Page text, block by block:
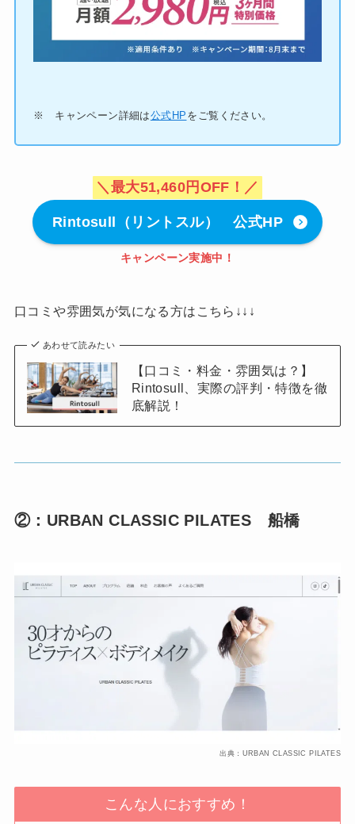
※ キャンペーン詳細は公式HP をご覧ください。
＼最大51,460円OFF！／
Rintosull（リントスル） 公式HP
キャンペーン実施中！
口コミや雰囲気が気になる方はこちら↓↓↓
あわせて読みたい
【口コミ・料金・雰囲気は？】
Rintosull、実際の評判・特徴を徹
底解説！
②：URBAN CLASSIC PILATES 船橋
出典：URBAN CLASSIC PILATES
こんな人におすすめ！